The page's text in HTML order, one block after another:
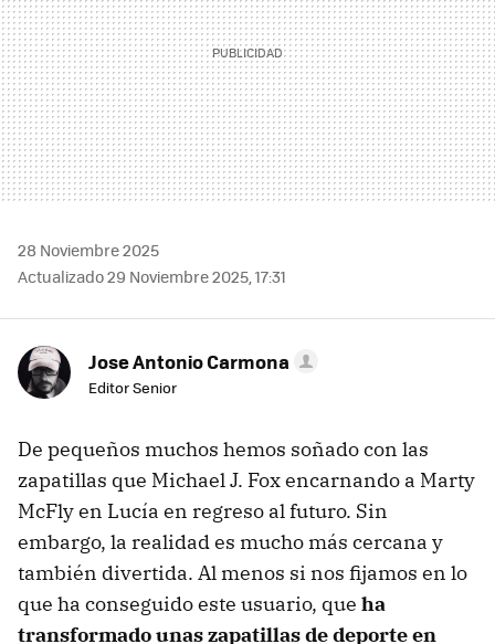
28 Noviembre 2025
Actualizado 29 Noviembre 2025, 17:31
Jose Antonio Carmona
Editor Senior
De pequeños muchos hemos soñado con las
zapatillas que Michael J. Fox encarnando a Marty
McFly en Lucía en regreso al futuro. Sin
embargo, la realidad es mucho más cercana y
también divertida. Al menos si nos fijamos en lo
que ha conseguido este usuario, que ha
transformado unas zapatillas de deporte en